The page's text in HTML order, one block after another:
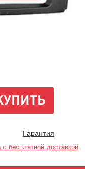
Гарантия
бесплатной доставкой